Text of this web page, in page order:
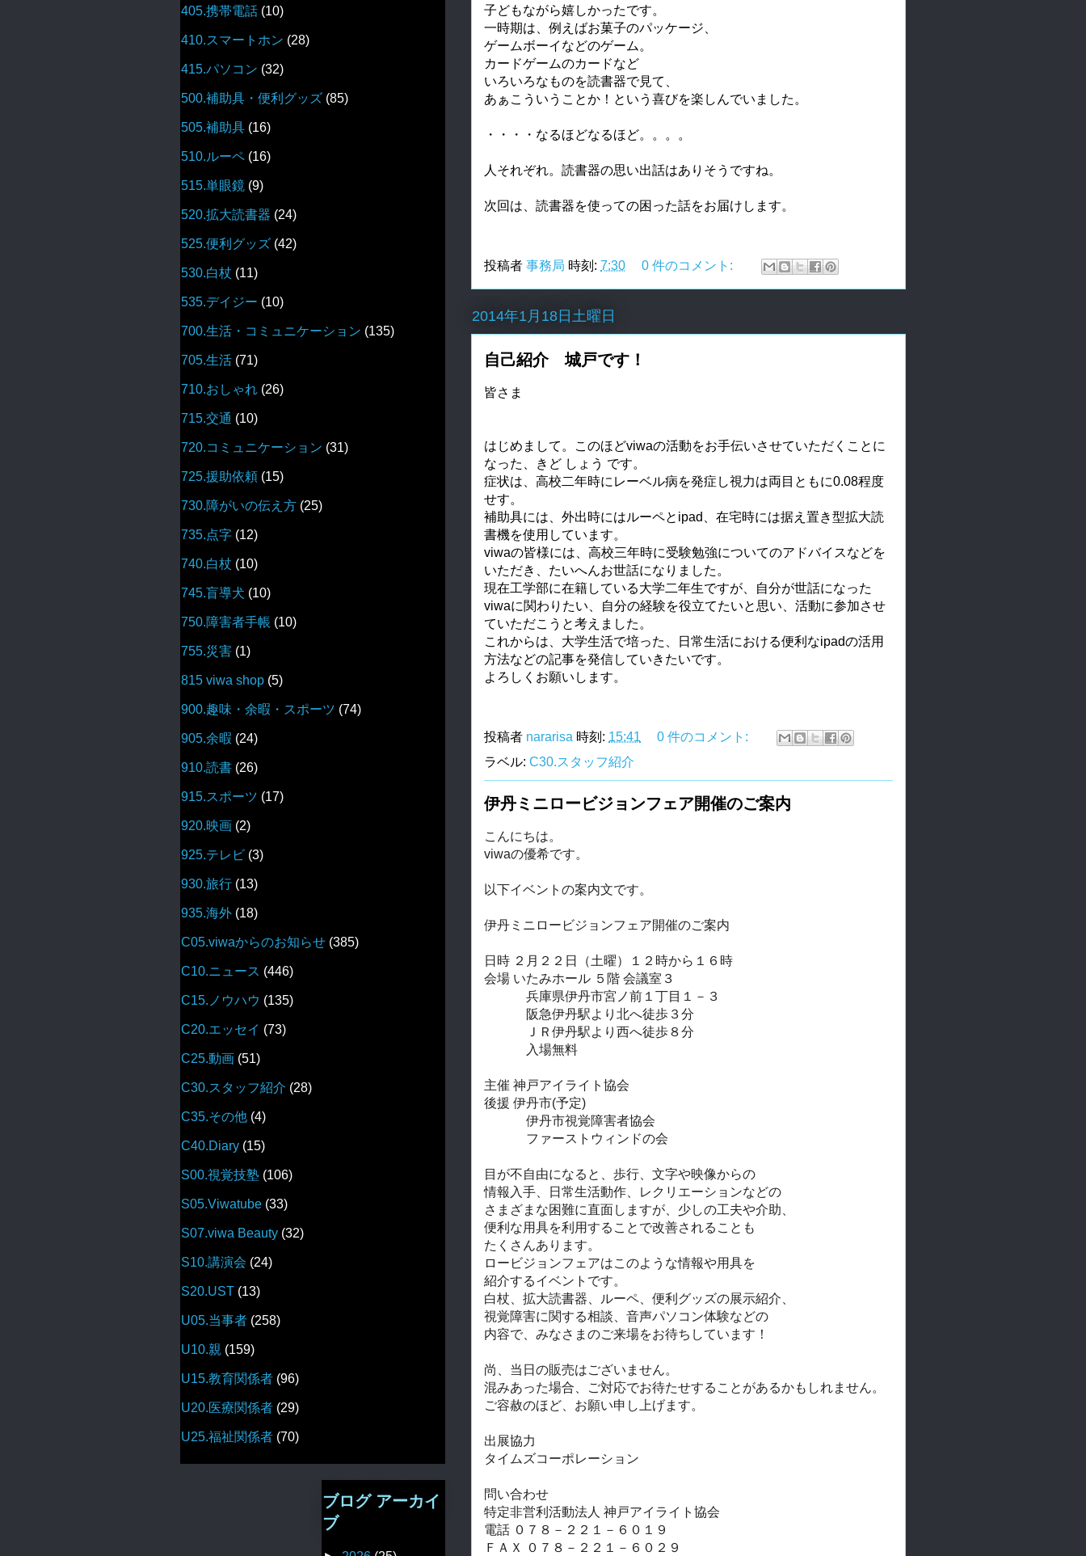
子どもながら嬉しかったです。
一時期は、例えばお菓子のパッケージ、
ゲームボーイなどのゲーム。
カードゲームのカードなど
いろいろなものを読書器で見て、
あぁこういうことか！という喜びを楽しんでいました。
・・・・なるほどなるほど。。。。
人それぞれ。読書器の思い出話はありそうですね。
次回は、読書器を使っての困った話をお届けします。
投稿者 事務局 時刻: 7:30 0 件のコメント:
2014年1月18日土曜日
自己紹介 城戸です！
皆さま
はじめまして。このほどviwaの活動をお手伝いさせていただくことに
なった、きど しょう です。
症状は、高校二年時にレーベル病を発症し視力は両目ともに0.08程度
せす。
補助具には、外出時にはルーペとipad、在宅時には据え置き型拡大読
書機を使用しています。
viwaの皆様には、高校三年時に受験勉強についてのアドバイスなどを
いただき、たいへんお世話になりました。
現在工学部に在籍している大学二年生ですが、自分が世話になった
viwaに関わりたい、自分の経験を役立てたいと思い、活動に参加させ
ていただこうと考えました。
これからは、大学生活で培った、日常生活における便利なipadの活用
方法などの記事を発信していきたいです。
よろしくお願いします。
投稿者 nararisa 時刻: 15:41
0 件のコメント:
ラベル: C30.スタッフ紹介
伊丹ミニロービジョンフェア開催のご案内
こんにちは。
viwaの優希です。
以下イベントの案内文です。
伊丹ミニロービジョンフェア開催のご案内
日時 ２月２２日（土曜）１２時から１６時
会場 いたみホール ５階 会議室３
兵庫県伊丹市宮ノ前１丁目１－３
阪急伊丹駅より北へ徒歩３分
ＪＲ伊丹駅より西へ徒歩８分
入場無料
主催 神戸アイライト協会
後援 伊丹市(予定)
伊丹市視覚障害者協会
ファーストウィンドの会
目が不自由になると、歩行、文字や映像からの
情報入手、日常生活動作、レクリエーションなどの
さまざまな困難に直面しますが、少しの工夫や介助、
便利な用具を利用することで改善されることも
たくさんあります。
ロービジョンフェアはこのような情報や用具を
紹介するイベントです。
白杖、拡大読書器、ルーペ、便利グッズの展示紹介、
視覚障害に関する相談、音声パソコン体験などの
内容で、みなさまのご来場をお待ちしています！
尚、当日の販売はございません。
混みあった場合、
ご対応でお待たせすることがあるかもしれません。
ご容赦のほど、お願い申し上げます。
出展協力
タイムズコーポレーション
問い合わせ
特定非営利活動法人 神戸アイライト協会
電話 ０７８－２２１－６０１９
ＦＡＸ ０７８－２２１－６０２９
405.携帯電話 (10)
410.スマートホン (28)
415.パソコン (32)
500.補助具・便利グッズ (85)
505.補助具 (16)
510.ルーペ (16)
515.単眼鏡 (9)
520.拡大読書器 (24)
525.便利グッズ (42)
530.白杖 (11)
535.デイジー (10)
700.生活・コミュニケーション (135)
705.生活 (71)
710.おしゃれ (26)
715.交通 (10)
720.コミュニケーション (31)
725.援助依頼 (15)
730.障がいの伝え方 (25)
735.点字 (12)
740.白杖 (10)
745.盲導犬 (10)
750.障害者手帳 (10)
755.災害 (1)
815 viwa shop (5)
900.趣味・余暇・スポーツ (74)
905.余暇 (24)
910.読書 (26)
915.スポーツ (17)
920.映画 (2)
925.テレビ (3)
930.旅行 (13)
935.海外 (18)
C05.viwaからのお知らせ (385)
C10.ニュース (446)
C15.ノウハウ (135)
C20.エッセイ (73)
C25.動画 (51)
C30.スタッフ紹介 (28)
C35.その他 (4)
C40.Diary (15)
S00.視覚技塾 (106)
S05.Viwatube (33)
S07.viwa Beauty (32)
S10.講演会 (24)
S20.UST (13)
U05.当事者 (258)
U10.親 (159)
U15.教育関係者 (96)
U20.医療関係者 (29)
U25.福祉関係者 (70)
ブログ アーカイ
ブ